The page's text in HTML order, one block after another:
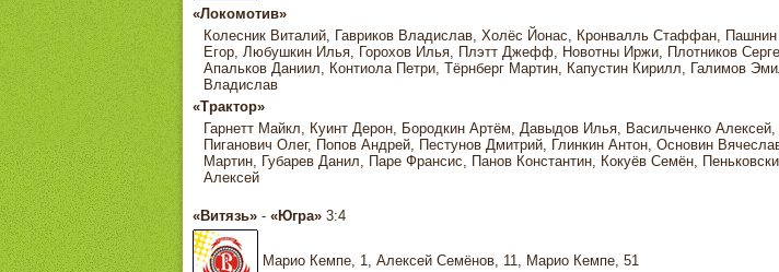
«Локомотив»
Колесник Виталий, Гавриков Владислав, Холёс Йонас, Кронвалль Стаффан,
Егор, Любушкин Илья, Горохов Илья, Плэтт Джефф, Новотны Иржи, Плотников
Апальков Даниил, Контиола Петри, Тёрнберг Мартин, Капустин Кирилл, Галимов
Владислав
«Трактор»
Гарнетт Майкл, Куинт Дерон, Бородкин Артём, Давыдов Илья, Васильченко
Пиганович Олег, Попов Андрей, Пестунов Дмитрий, Глинкин Антон, Основин
Мартин, Губарев Данил, Паре Франсис, Панов Константин, Кокуёв Семён,
Алексей
«Витязь»- «Югра»3:4
Марио Кемпе, 1, Алексей Семёнов, 11, Марио Кемпе, 51